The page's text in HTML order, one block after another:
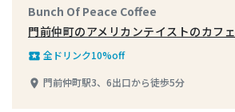
Bunch Of Peace Coffee
門前仲町のアメリカンテイストのカフェ
local_play 全ドリンク10%off
place 門前仲町駅3、6出口から徒歩5分